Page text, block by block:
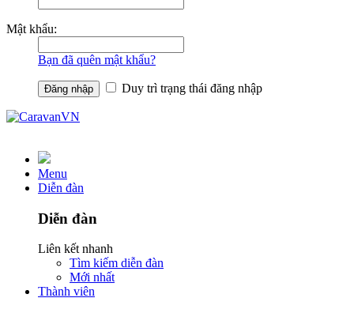
Mật khẩu:
Bạn đã quên mật khẩu?
Duy trì trạng thái đăng nhập
Menu
Diễn đàn
Diễn đàn
Liên kết nhanh
Tìm kiếm diễn đàn
Mới nhất
Thành viên